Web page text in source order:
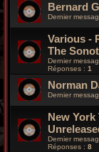
Bernard
Dernier
Various -
The
Dernier
Réponses : 1
Norman
Dernier
New
Dernier
Réponses : 8